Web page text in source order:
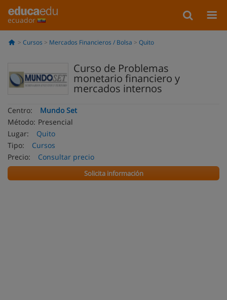
ecuador
Cursos Mercados Financieros / Bolsa Quito
Curso de Problemas
monetario financiero y
mercados internos
Centro:
Mundo Set
Método: Presencial
Lugar:
Quito
Tipo:
Cursos
Precio:
Consultar precio
Solicita información